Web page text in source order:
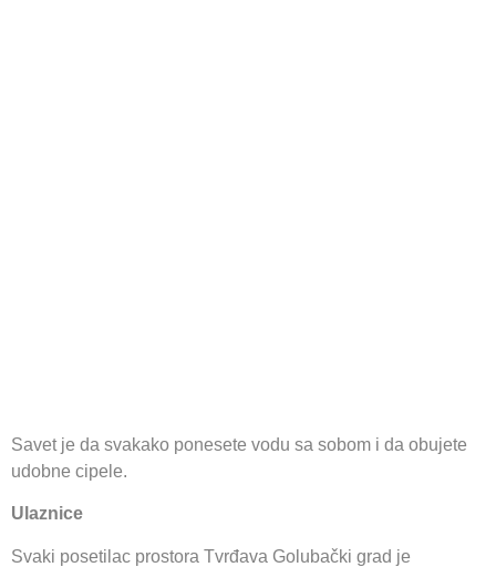
Savet je da svakako ponesete vodu sa sobom i da obujete
udobne cipele.
Ulaznice
Svaki posetilac prostora Tvrđava Golubački grad je